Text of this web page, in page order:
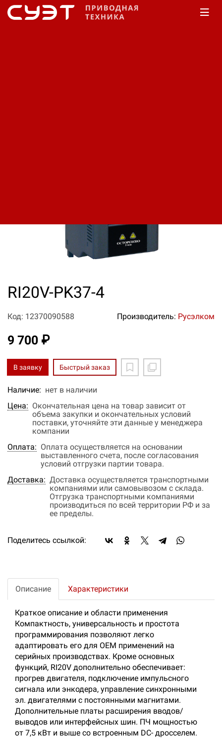
RI20V-PK37-4
Код: 12370090588 Производитель: Русэлком
9 700 ₽
В заявку Быстрый заказ
Наличие: нет в наличии
Цена: Окончательная цена на товар зависит от
объема закупки и окончательных условий
поставки, уточняйте эти данные у менеджера
компании
Оплата: Оплата осуществляется на основании
выставленного счета, после согласования
условий отгрузки партии товара.
Доставка: Доставка осуществляется транспортными
компаниями или самовывозом с склада.
Отгрузка транспортными компаниями
производиться по всей территории РФ и за
ее пределы.
Поделитесь ссылкой:
Описание Характеристики
Краткое описание и области применения
Компактность, универсальность и простота
программирования позволяют легко
адаптировать его для ОЕМ применений на
серийных производствах. Кроме основных
функций, RI20V дополнительно обеспечивает:
прогрев двигателя, подключение импульсного
сигнала или энкодера, управление синхронными
эл. двигателями с постоянными магнитами.
Дополнительные платы расширения вводов/
выводов или интерфейсных шин. ПЧ мощностью
от 7,5 кВт и выше со встроенным DC- дросселем.